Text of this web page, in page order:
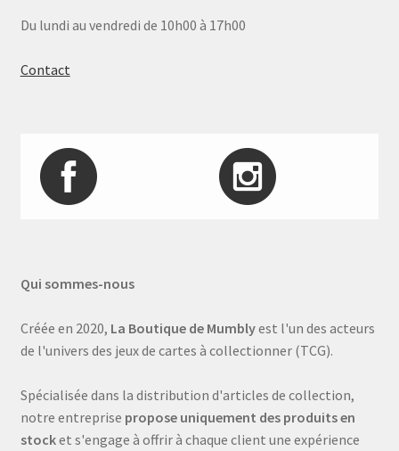
Du lundi au vendredi de 10h00 à 17h00
Contact
Qui sommes-nous
Créée en 2020, La Boutique de Mumblyest l'un des acteurs
de l'univers des jeux de cartes à collectionner (TCG).
Spécialisée dans la distribution d'articles de collection,
notre entreprise propose uniquement des produits en
stocket s'engage à offrir à chaque client une expérience